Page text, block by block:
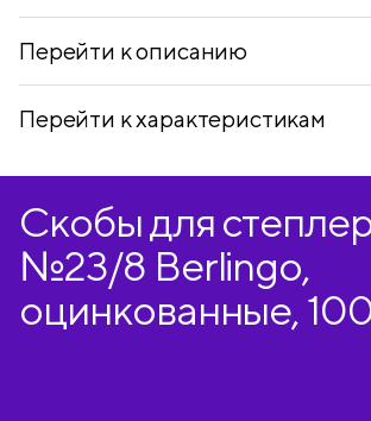
Перейти к описанию
Перейти к характеристикам
Скобы для
№23/8 Berlingo,
оцинкованные,